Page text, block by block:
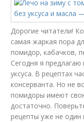
Дорогие читатели!
самая жаркая пора
помидор, кабачков,
Сегодня я
уксуса. В рецептах
консерванта. Но не
помидоры имеют
достаточно.
рецепты уже не один